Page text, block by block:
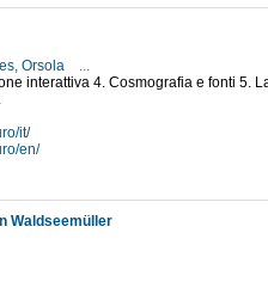
Orsola
...
interattiva 4. Cosmografia e fonti 5.
it/
en/
Waldseemüller